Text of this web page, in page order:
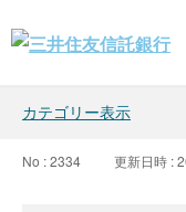
カテゴリー表示
No : 2334 更新日時 :